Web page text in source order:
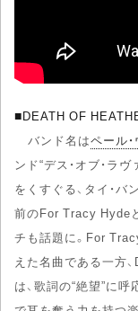
■DEATH OF
バンド名はペール
ンド“デス・オブ・ラ
をくすぐる、タイ・
前のFor Tracy Hyde
チも話題に。For
えた名曲である一方
は、歌詞の“絶望”に